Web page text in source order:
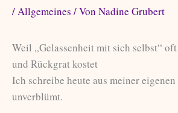
/Allgemeines / Von Nadine Grubert
Weil „Gelassenheit mit sich selbst“
und Rückgrat kostet
Ich schreibe heute aus meiner
unverblümt.